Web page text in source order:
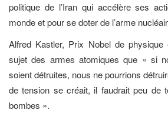
politique de l’Iran qui accélère ses
monde et pour se doter de l’arme
Alfred Kastler, Prix Nobel de
sujet des armes atomiques que « si
soient détruites, nous ne pourrions
de tension se créait, il faudrait peu de
bombes ».